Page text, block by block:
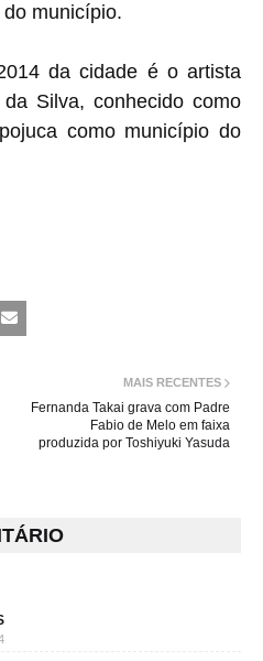
município.
da cidade é o artista
Silva, conhecido como
como município do
MAIS RECENTES
Fernanda Takai grava com Padre
Fabio de Melo em faixa
produzida por Toshiyuki Yasuda